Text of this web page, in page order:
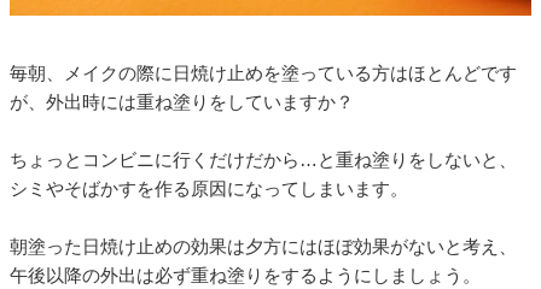
毎朝、メイクの際に日焼け止めを塗っている方はほとんどです
が、外出時には重ね塗りをしていますか？
ちょっとコンビニに行くだけだから…と重ね塗りをしないと、
シミやそばかすを作る原因になってしまいます。
朝塗った日焼け止めの効果は夕方にはほぼ効果がないと考え、
午後以降の外出は必ず重ね塗りをするようにしましょう。